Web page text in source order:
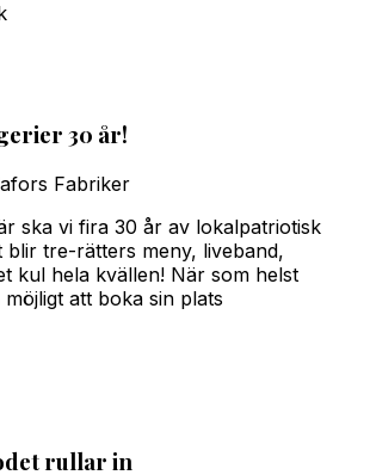
30 år!
Fabriker
ska vi fira 30 år av lokalpatriotisk
blir tre-rätters meny, liveband,
kul hela kvällen! När som helst
att boka sin plats
rullar in